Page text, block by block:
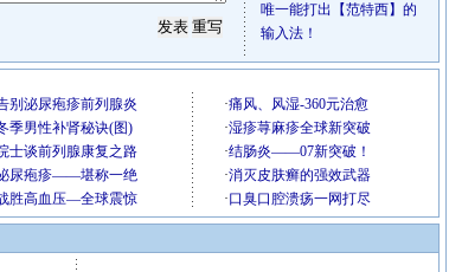
唯一能打出【范特西】的
输入法！